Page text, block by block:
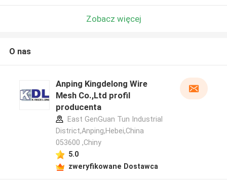
Zobacz więcej
O nas
Anping Kingdelong Wire
Mesh Co.,Ltd profil
producenta
East GenGuan Tun Industrial
District,Anping,Hebei,China
053600 ,Chiny
5.0
zweryfikowane Dostawca